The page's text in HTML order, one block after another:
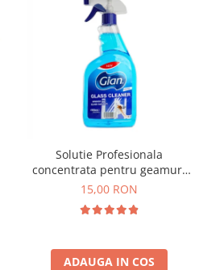
Solutie Profesionala
concentrata pentru geamuri
Gian 1000 ml
15,00 RON
ADAUGA IN COS